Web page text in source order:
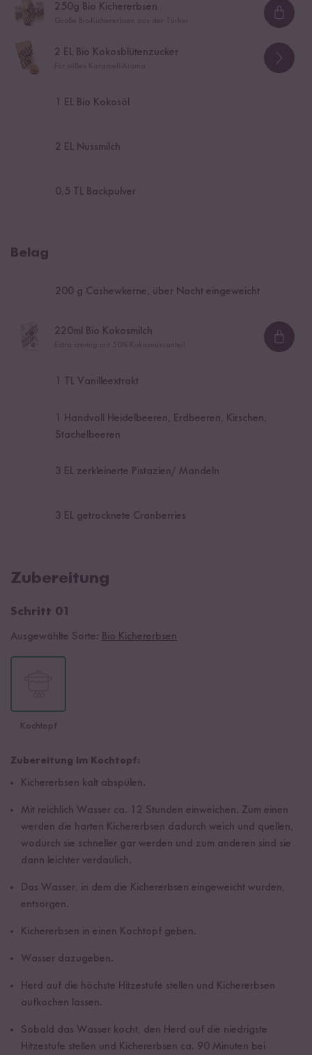
250g Bio Kichererbsen
2 EL Bio Kokosblütenzucker
1 EL Bio Kokosöl
2 EL Nussmilch
0,5 TL Backpulver
Belag
200 g Cashewkerne, über Nacht eingeweicht
220ml Bio Kokosmilch
1 TL Vanilleextrakt
Handvoll Heidelbeeren, Erdbeeren, Kirschen,
Stachelbeeren
3 EL zerkleinerte Pistazien/ Mandeln
3 EL getrocknete Cranberries
Zubereitung
Schritt 01
Ausgewählte Sorte: Bio Kichererbsen
Kochtopf
Zubereitung im Kochtopf:
Kichererbsen kalt abspülen.
Mit reichlich Wasser ca. 12 Stunden einweichen. Zum einen
werden die harten Kichererbsen dadurch weich und quellen,
wodurch sie schneller gar werden und zum anderen sind sie
dann leichter verdaulich.
Das Wasser, in dem die Kichererbsen eingeweicht wurden,
entsorgen.
Kichererbsen in einen Kochtopf geben.
Wasser dazugeben.
Herd auf die höchste Hitzestufe stellen und Kichererbsen
aufkochen lassen.
Sobald das Wasser kocht, den Herd auf die niedrigste
Hitzestufe stellen und Kichererbsen ca. 90 Minuten bei